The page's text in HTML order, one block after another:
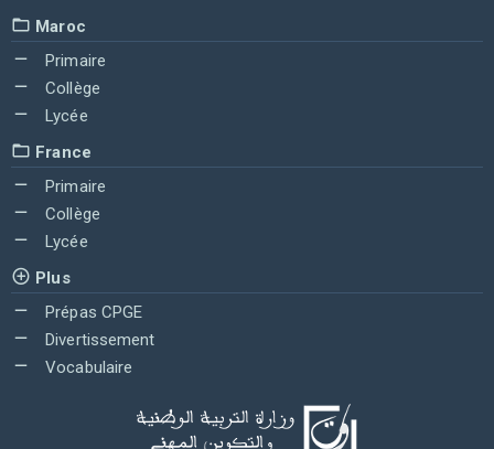
Maroc
Primaire
Collège
Lycée
France
Primaire
Collège
Lycée
Plus
Prépas CPGE
Divertissement
Vocabulaire